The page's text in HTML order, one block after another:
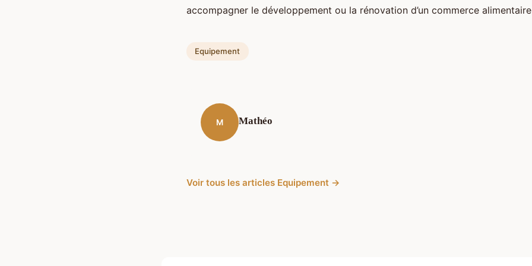
accompagner le développement ou la rénovation d’un commerce
Equipement
M Mathéo
Voir tous les articles Equipement →